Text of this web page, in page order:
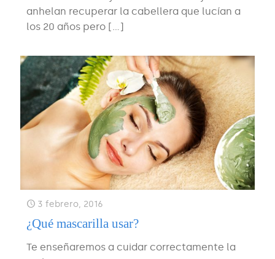
anhelan recuperar la cabellera que lucían a
los 20 años pero […]
3 febrero, 2016
¿Qué mascarilla usar?
Te enseñaremos a cuidar correctamente la